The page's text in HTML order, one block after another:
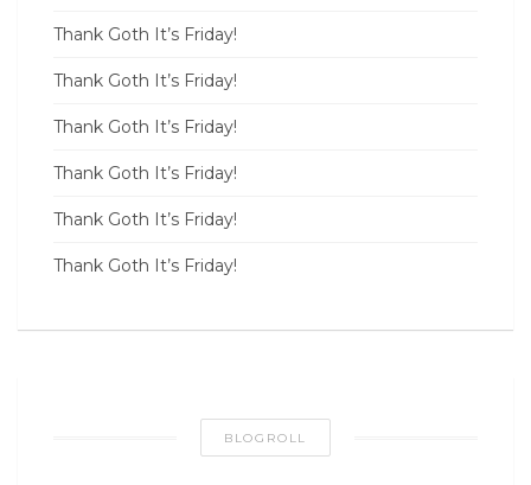
Thank Goth It’s Friday!
Thank Goth It’s Friday!
Thank Goth It’s Friday!
Thank Goth It’s Friday!
Thank Goth It’s Friday!
Thank Goth It’s Friday!
BLOGROLL